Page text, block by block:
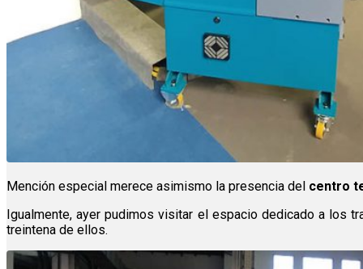
Mención especial merece asimismo la presencia del centro
Igualmente, ayer pudimos visitar el espacio dedicado a los
treintena de ellos.